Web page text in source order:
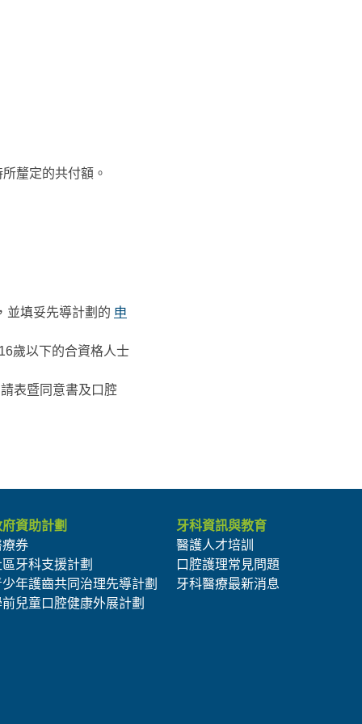
釐定的共付額。
並填妥先導計劃的 申
歲以下的合資格人士
表暨同意書及口腔
資助計劃
療券
牙科支援計劃
少年護齒共同治理先導計劃
前兒童口腔健康外展計劃
牙科資訊與教育
醫護人才培訓
口腔護理常見問題
牙科醫療最新消息